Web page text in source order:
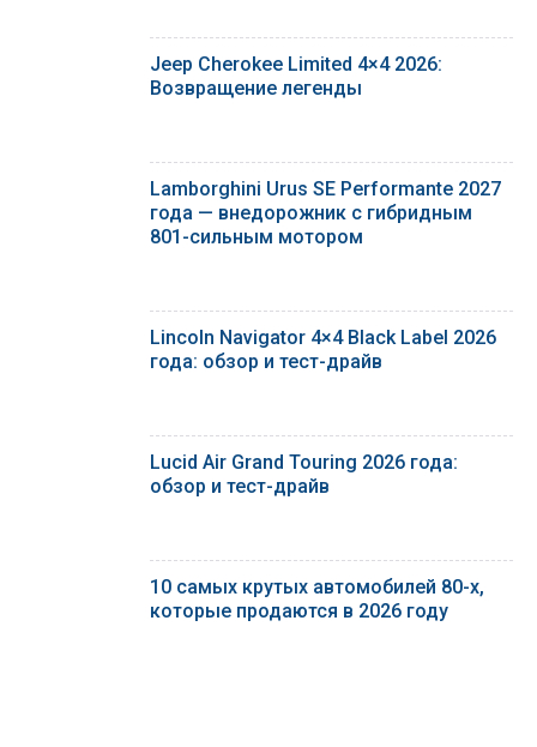
Jeep Cherokee Limited 4×4 2026:
Возвращение легенды
Lamborghini Urus SE Performante 2027
года — внедорожник с гибридным
801-сильным мотором
Lincoln Navigator 4×4 Black Label 2026
года: обзор и тест-драйв
Lucid Air Grand Touring 2026 года:
обзор и тест-драйв
10 самых крутых автомобилей 80-х,
которые продаются в 2026 году